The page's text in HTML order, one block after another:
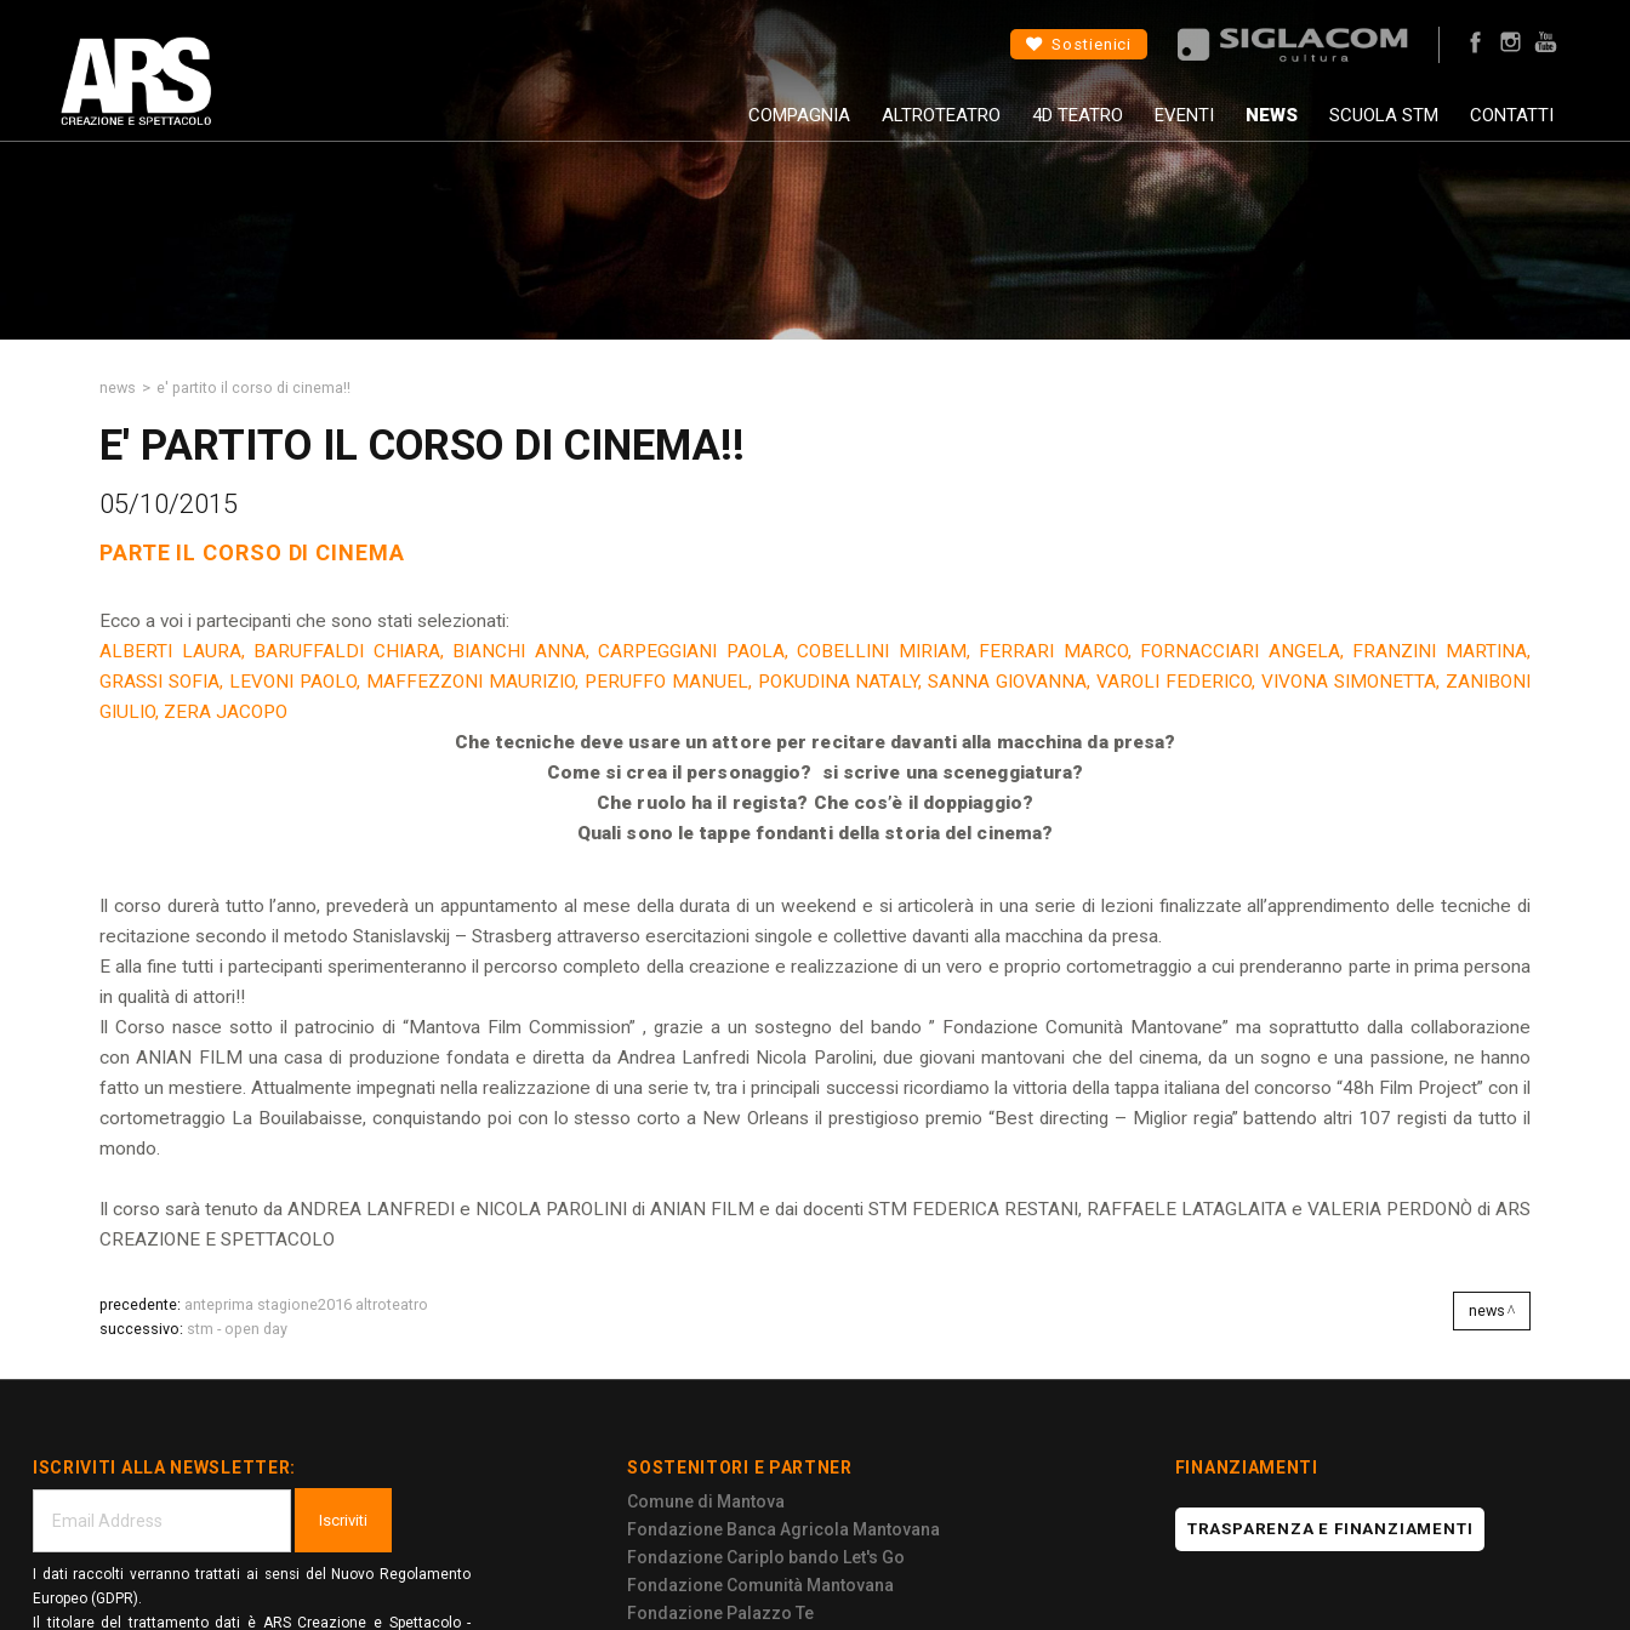
Sostienici
COMPAGNIA ALTROTEATRO 4D TEATRO EVENTI NEWS SCUOLA STM CONTATTI
news > e' partito il corso di cinema!!
E' PARTITO IL CORSO DI CINEMA!!
05/10/2015
PARTE IL CORSO DI CINEMA
Ecco a voi i partecipanti che sono stati selezionati:
ALBERTI LAURA, BARUFFALDI CHIARA, BIANCHI ANNA, CARPEGGIANI PAOLA, COBELLINI MIRIAM, FERRARI MARCO, FORNACCIARI ANGELA, FRANZINI MARTINA,
GRASSI SOFIA, LEVONI PAOLO, MAFFEZZONI MAURIZIO, PERUFFO MANUEL, POKUDINA NATALY, SANNA GIOVANNA, VAROLI FEDERICO, VIVONA SIMONETTA, ZANIBONI
GIULIO, ZERA JACOPO
Che tecniche deve usare un attore per recitare davanti alla macchina da presa?
Come si crea il personaggio? si scrive una sceneggiatura?
Che ruolo ha il regista? Che cos’è il doppiaggio?
Quali sono le tappe fondanti della storia del cinema?
Il corso durerà tutto l’anno, prevederà un appuntamento al mese della durata di un weekend e si articolerà in una serie di lezioni finalizzate all’apprendimento delle tecniche di
recitazione secondo il metodo Stanislavskij – Strasberg attraverso esercitazioni singole e collettive davanti alla macchina da presa.
E alla fine tutti i partecipanti sperimenteranno il percorso completo della creazione e realizzazione di un vero e proprio cortometraggio a cui prenderanno parte in prima persona
in qualità di attori!!
Il Corso nasce sotto il patrocinio di “Mantova Film Commission” , grazie a un sostegno del bando ” Fondazione Comunità Mantovane” ma soprattutto dalla collaborazione
con ANIAN FILM una casa di produzione fondata e diretta da Andrea Lanfredi Nicola Parolini, due giovani mantovani che del cinema, da un sogno e una passione, ne hanno
fatto un mestiere. Attualmente impegnati nella realizzazione di una serie tv, tra i principali successi ricordiamo la vittoria della tappa italiana del concorso “48h Film Project” con il
cortometraggio La Bouilabaisse, conquistando poi con lo stesso corto a New Orleans il prestigioso premio “Best directing – Miglior regia” battendo altri 107 registi da tutto il
mondo.
Il corso sarà tenuto da ANDREA LANFREDI e NICOLA PAROLINI di ANIAN FILM e dai docenti STM FEDERICA RESTANI, RAFFAELE LATAGLAITA e VALERIA PERDONÒ di ARS
CREAZIONE E SPETTACOLO
precedente: anteprima stagione2016 altroteatro
successivo: stm - open day
news
ISCRIVITI ALLA NEWSLETTER:
Iscriviti
I dati raccolti verranno trattati ai sensi del Nuovo Regolamento
Europeo (GDPR).
Il titolare del trattamento dati è ARS Creazione e Spettacolo -
SOSTENITORI E PARTNER
Comune di Mantova
Fondazione Banca Agricola Mantovana
Fondazione Cariplo bando Let's Go
Fondazione Comunità Mantovana
Fondazione Palazzo Te
FINANZIAMENTI
TRASPARENZA E FINANZIAMENTI